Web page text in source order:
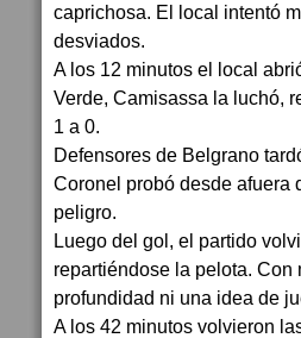
caprichosa. El local intentó
desviados.
A los 12 minutos el local
Verde, Camisassa la luchó,
1 a 0.
Defensores de Belgrano
Coronel probó desde afuera
peligro.
Luego del gol, el partido
repartiéndose la pelota.
profundidad ni una idea de
A los 42 minutos volvieron